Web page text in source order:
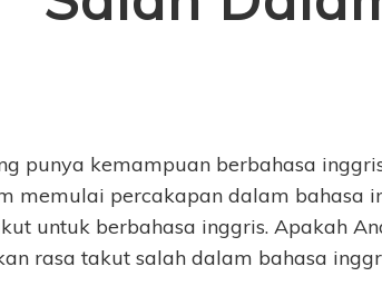
punya kemampuan berbahasa
memulai percakapan dalam bahasa
untuk berbahasa inggris. Apakah
rasa takut salah dalam bahasa